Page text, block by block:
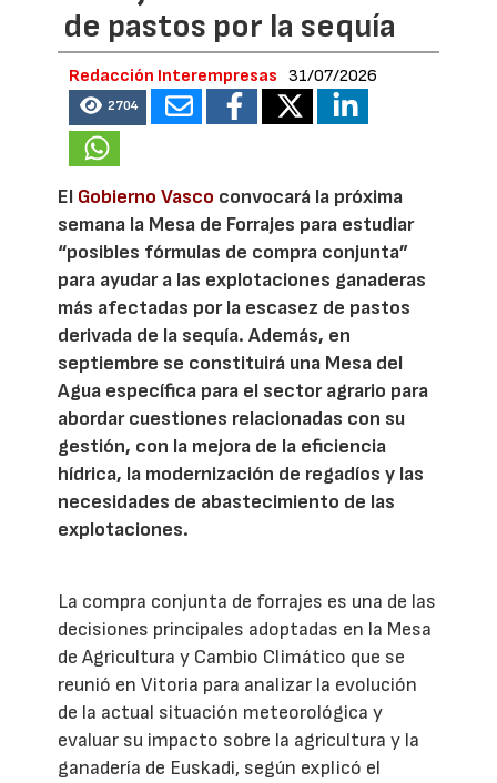
de pastos por la sequía
Redacción Interempresas 31/07/2026
2704
El Gobierno Vasco convocará la próxima
semana la Mesa de Forrajes para estudiar
“posibles fórmulas de compra conjunta”
para ayudar a las explotaciones ganaderas
más afectadas por la escasez de pastos
derivada de la sequía. Además, en
septiembre se constituirá una Mesa del
Agua específica para el sector agrario para
abordar cuestiones relacionadas con su
gestión, con la mejora de la eficiencia
hídrica, la modernización de regadíos y las
necesidades de abastecimiento de las
explotaciones.
La compra conjunta de forrajes es una de las
decisiones principales adoptadas en la Mesa
de Agricultura y Cambio Climático que se
reunió en Vitoria para analizar la evolución
de la actual situación meteorológica y
evaluar su impacto sobre la agricultura y la
ganadería de Euskadi, según explicó el